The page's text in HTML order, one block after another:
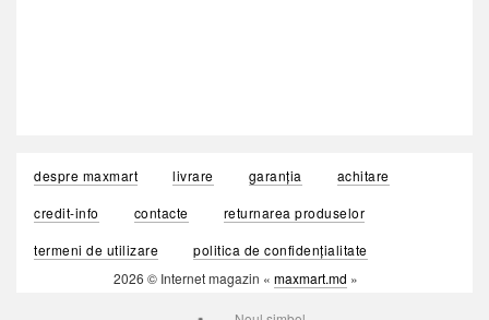
despre maxmart livrare garanția
achitare
credit-info
contacte
returnarea produselor
termeni de utilizare
politica de confidențialitate
2026 © Internet magazin « maxmart.md »